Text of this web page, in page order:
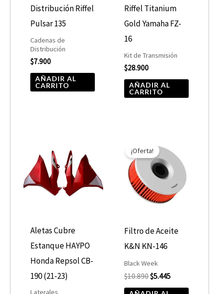
Distribución Riffel
Pulsar 135
Cadenas de
Distribución
$7.900
AÑADIR AL
CARRITO
Riffel Titanium
Gold Yamaha FZ-
16
Kit de Transmisión
$28.900
AÑADIR AL
CARRITO
Aletas Cubre
Estanque HAYPO
Honda Repsol CB-
190 (21-23)
¡Oferta!
Filtro de Aceite
K&N KN-146
Black Week
$10.890
precio
original
era:
$10.890.
$5.445
actual
es:
$5.445.